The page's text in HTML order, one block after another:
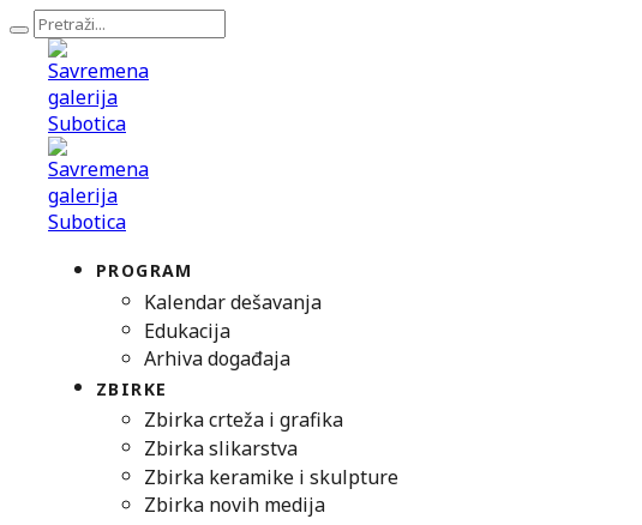
PROGRAM
Kalendar dešavanja
Edukacija
Arhiva događaja
ZBIRKE
Zbirka crteža i grafika
Zbirka slikarstva
Zbirka keramike i skulpture
Zbirka novih medija